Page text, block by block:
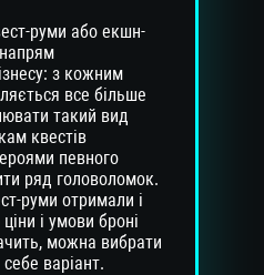
руми або екшн-
з кожним
все більше
такий вид
квестів
певного
ряд головоломок.
руми отримали і
і умови броні
можна вибрати
варіант.